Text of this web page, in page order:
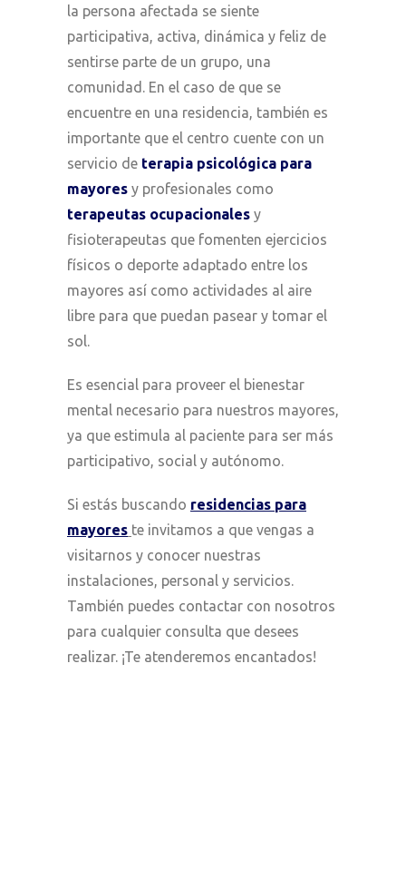
la persona afectada se siente
participativa, activa, dinámica y feliz de
sentirse parte de un grupo, una
comunidad. En el caso de que se
encuentre en una residencia, también es
importante que el centro cuente con un
servicio de terapia psicológica para
mayores y profesionales como
terapeutas ocupacionales y
fisioterapeutas que fomenten ejercicios
físicos o deporte adaptado entre los
mayores así como actividades al aire
libre para que puedan pasear y tomar el
sol.
Es esencial para proveer el bienestar
mental necesario para nuestros mayores,
ya que estimula al paciente para ser más
participativo, social y autónomo.
Si estás buscando residencias para
mayores te invitamos a que vengas a
visitarnos y conocer nuestras
instalaciones, personal y servicios.
También puedes contactar con nosotros
para cualquier consulta que desees
realizar. ¡Te atenderemos encantados!